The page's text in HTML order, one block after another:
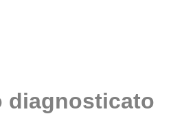
diagnosticato